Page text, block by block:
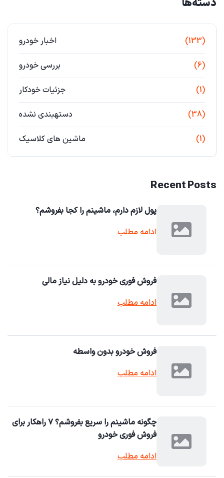
دسته‌ها
اخبار خودرو (133)
بررسی خودرو (6)
جزئیات خودکار (1)
دستهبندی نشده (38)
ماشین های کلاسیک (1)
Recent Posts
پول لازم دارم، ماشینم را کجا بفروشم؟
ادامه مطلب
فروش فوری خودرو به دلیل نیاز مالی
ادامه مطلب
فروش خودرو بدون واسطه
ادامه مطلب
چگونه ماشینم را سریع بفروشم؟ ۷ راهکار برای
فروش فوری خودرو
ادامه مطلب